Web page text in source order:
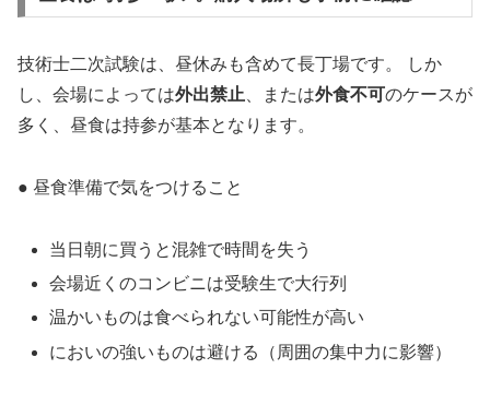
技術士二次試験は、昼休みも含めて長丁場です。 しか
し、会場によっては外出禁止、または外食不可 のケースが
多く、昼食は持参が基本となります。
● 昼食準備で気をつけること
当日朝に買うと混雑で時間を失う
会場近くのコンビニは受験生で大行列
温かいものは食べられない可能性が高い
においの強いものは避ける（周囲の集中力に影響）